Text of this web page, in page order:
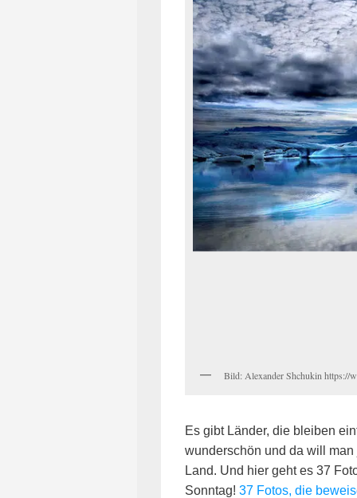
Bild: Alexander Shchukin https://
Es gibt Länder, die bleiben
wunderschön und da will
Land. Und hier geht es 37
Sonntag! 37 Fotos, die